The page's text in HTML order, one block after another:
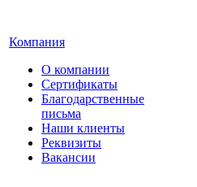
Компания
О компании
Сертификаты
Благодарственные
письма
Наши клиенты
Реквизиты
Вакансии